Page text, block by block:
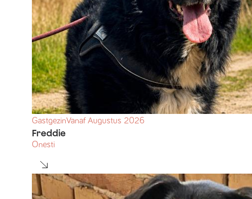
GastgezinVanaf Augustus 2026
Freddie
Onesti